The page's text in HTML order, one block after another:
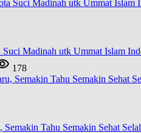
Madinah utk Ummat Islam
178
Tahu Semakin Sehat